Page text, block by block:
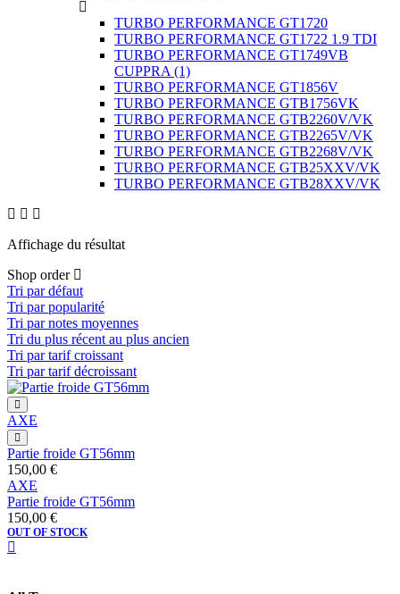
TURBO PERFORMANCE GT1720
TURBO PERFORMANCE GT1722 1.9 TDI
TURBO PERFORMANCE GT1749VB
CUPPRA (1)
TURBO PERFORMANCE GT1856V
TURBO PERFORMANCE GTB1756VK
TURBO PERFORMANCE GTB2260V/VK
TURBO PERFORMANCE GTB2265V/VK
TURBO PERFORMANCE GTB2268V/VK
TURBO PERFORMANCE GTB25XXV/VK
TURBO PERFORMANCE GTB28XXV/VK
Affichage du résultat
Shop order
Tri par défaut
Tri par popularité
Tri par notes moyennes
Tri du plus récent au plus ancien
Tri par tarif croissant
Tri par tarif décroissant
AXE
Partie froide GT56mm
150,00 €
AXE
Partie froide GT56mm
150,00 €
OUT OF STOCK